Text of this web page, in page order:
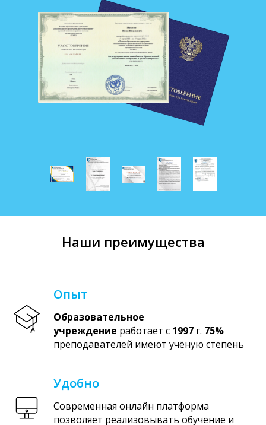
Наши преимущества
Опыт
Образовательное
учреждение работает с 1997 г. 75%
преподавателей имеют учёную степень
Удобно
Современная онлайн платформа
позволяет реализовывать обучение и